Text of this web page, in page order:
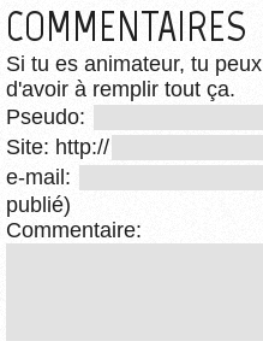
COMMENTAIRES
Si tu es animateur, tu peux
d'avoir à remplir tout ça.
Pseudo:
Site: http://
e-mail:
publié)
Commentaire: